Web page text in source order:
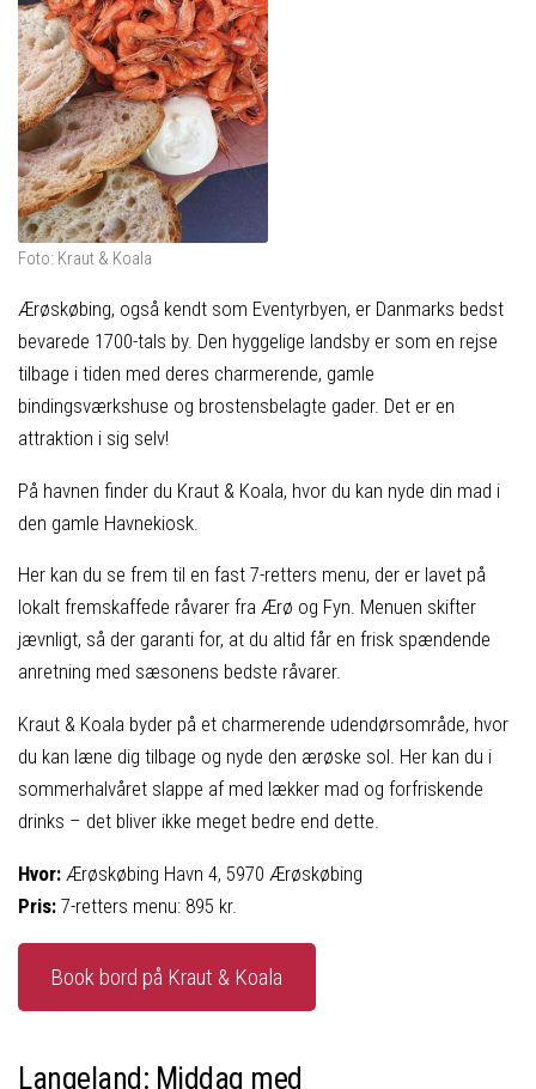
Foto: Kraut & Koala
Ærøskøbing, også kendt som Eventyrbyen, er Danmarks bedst
bevarede 1700-tals by. Den hyggelige landsby er som en rejse
tilbage i tiden med deres charmerende, gamle
bindingsværkshuse og brostensbelagte gader. Det er en
attraktion i sig selv!
På havnen finder du Kraut & Koala, hvor du kan nyde din mad i
den gamle Havnekiosk.
Her kan du se frem til en fast 7-retters menu, der er lavet på
lokalt fremskaffede råvarer fra Ærø og Fyn. Menuen skifter
jævnligt, så der garanti for, at du altid får en frisk spændende
anretning med sæsonens bedste råvarer.
Kraut & Koala byder på et charmerende udendørsområde, hvor
du kan læne dig tilbage og nyde den ærøske sol. Her kan du i
sommerhalvåret slappe af med lækker mad og forfriskende
drinks – det bliver ikke meget bedre end dette.
Hvor: Ærøskøbing Havn 4, 5970 Ærøskøbing
Pris: 7-retters menu: 895 kr.
Book bord på Kraut & Koala
Langeland: Middag med